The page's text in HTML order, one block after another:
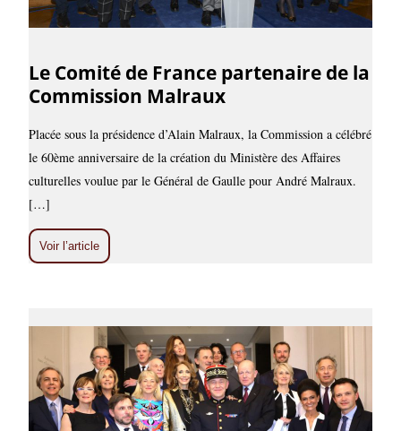
Le Comité de France partenaire de la
Commission Malraux
Placée sous la présidence d’Alain Malraux, la Commission a célébré
le 60ème anniversaire de la création du Ministère des Affaires
culturelles voulue par le Général de Gaulle pour André Malraux.
[…]
Voir l’article